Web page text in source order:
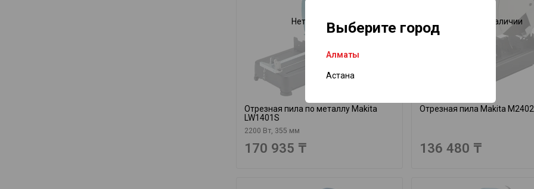
Выберите город
Алматы
Астана
Нет в наличии
Отрезная пила по металлу Makita
LW1401S
2200 Вт, 355 мм
170 935 ₸
Нет в наличии
Отрезная пила Makita M2402
136 480 ₸